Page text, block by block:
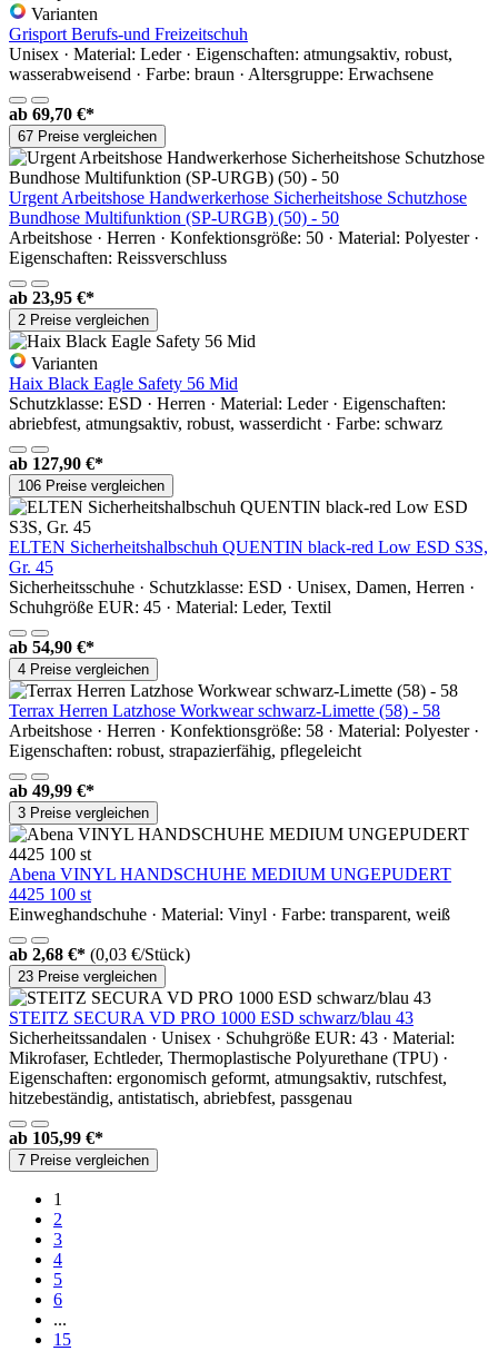
Varianten
Grisport Berufs-und Freizeitschuh
Unisex · Material: Leder · Eigenschaften: atmungsaktiv, robust,
wasserabweisend · Farbe: braun · Altersgruppe: Erwachsene
ab 69,70 €*
67 Preise vergleichen
Urgent Arbeitshose Handwerkerhose Sicherheitshose Schutzhose
Bundhose Multifunktion (SP-URGB) (50) - 50
Arbeitshose · Herren · Konfektionsgröße: 50 · Material: Polyester ·
Eigenschaften: Reissverschluss
ab 23,95 €*
2 Preise vergleichen
Varianten
Haix Black Eagle Safety 56 Mid
Schutzklasse: ESD · Herren · Material: Leder · Eigenschaften:
abriebfest, atmungsaktiv, robust, wasserdicht · Farbe: schwarz
ab 127,90 €*
106 Preise vergleichen
ELTEN Sicherheitshalbschuh QUENTIN black-red Low ESD S3S,
Gr. 45
Sicherheitsschuhe · Schutzklasse: ESD · Unisex, Damen, Herren ·
Schuhgröße EUR: 45 · Material: Leder, Textil
ab 54,90 €*
4 Preise vergleichen
Terrax Herren Latzhose Workwear schwarz-Limette (58) - 58
Arbeitshose · Herren · Konfektionsgröße: 58 · Material: Polyester ·
Eigenschaften: robust, strapazierfähig, pflegeleicht
ab 49,99 €*
3 Preise vergleichen
Abena VINYL HANDSCHUHE MEDIUM UNGEPUDERT
4425 100 st
Einweghandschuhe · Material: Vinyl · Farbe: transparent, weiß
ab 2,68 €* (0,03 €/Stück)
23 Preise vergleichen
STEITZ SECURA VD PRO 1000 ESD schwarz/blau 43
Sicherheitssandalen · Unisex · Schuhgröße EUR: 43 · Material:
Mikrofaser, Echtleder, Thermoplastische Polyurethane (TPU) ·
Eigenschaften: ergonomisch geformt, atmungsaktiv, rutschfest,
hitzebeständig, antistatisch, abriebfest, passgenau
ab 105,99 €*
7 Preise vergleichen
1
2
3
4
5
6
...
15